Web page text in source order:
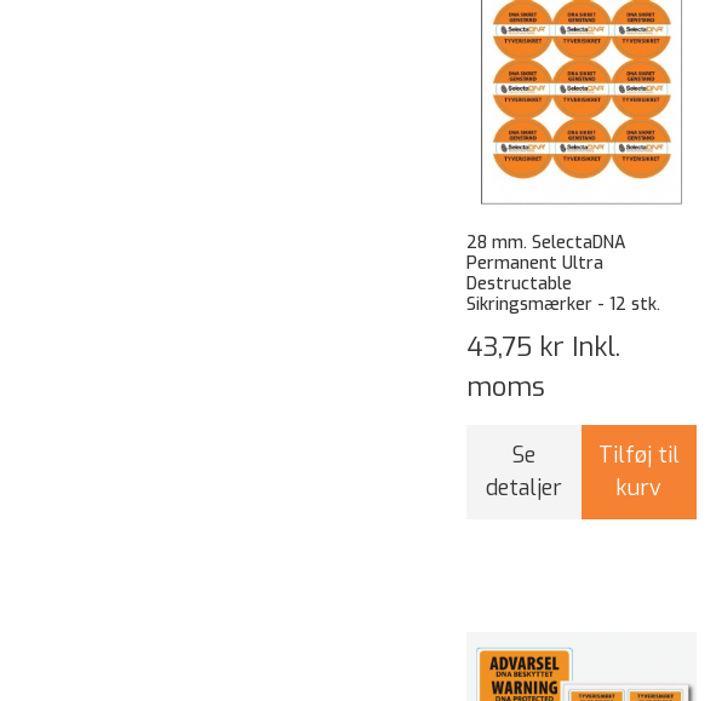
28 mm. SelectaDNA
Permanent Ultra
Destructable
Sikringsmærker - 12 stk.
43,75 kr Inkl.
moms
Se
detaljer
Tilføj til
kurv